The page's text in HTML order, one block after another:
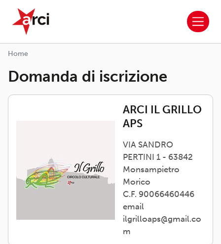
Salta al contenuto principale
ARCI APS
Home
Domanda di iscrizione
ARCI IL GRILLO
APS
VIA SANDRO
PERTINI 1 - 63842
Monsampietro
Morico
C.F. 90066460446
email
ilgrilloaps@gmail.co
m